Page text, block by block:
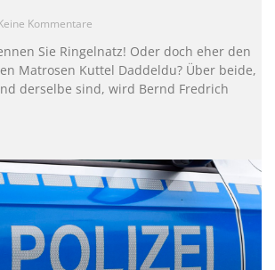
Kommentare
Sie Ringelnatz! Oder doch eher den
Matrosen Kuttel Daddeldu? Über beide,
derselbe sind, wird Bernd Fredrich